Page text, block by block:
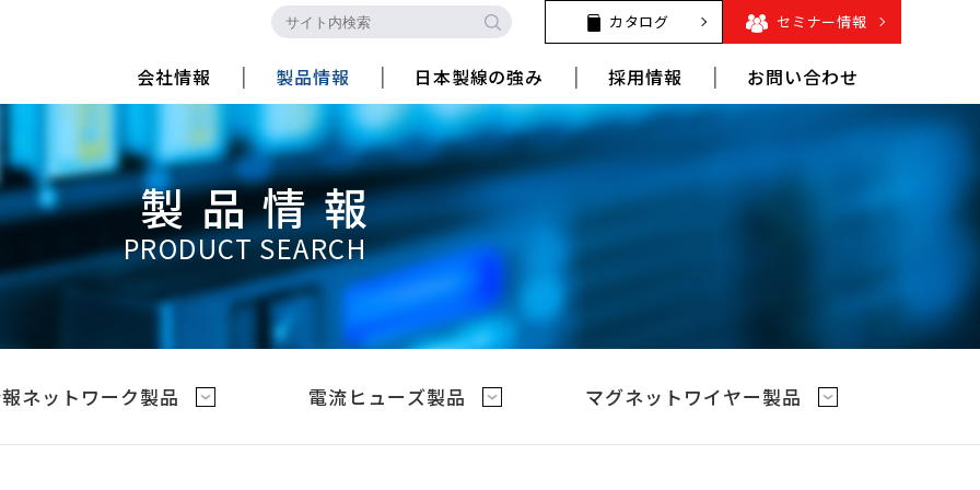
カタログ セミナー情報
会社情報 製品情報 日本製線の強み 採用情報 お問い合わせ
製品情報
PRODUCT SEARCH
ネットワーク製品 電流ヒューズ製品 マグネットワイヤー製品